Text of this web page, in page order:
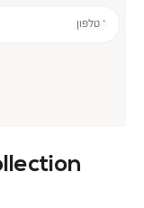
* טלפון